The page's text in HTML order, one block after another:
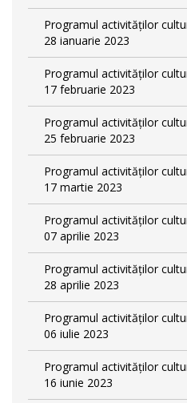
Programul activităților
28 ianuarie 2023
Programul activităților
17 februarie 2023
Programul activităților
25 februarie 2023
Programul activităților
17 martie 2023
Programul activităților
07 aprilie 2023
Programul activităților
28 aprilie 2023
Programul activităților
06 iulie 2023
Programul activităților
16 iunie 2023